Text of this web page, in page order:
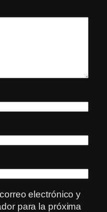
electrónico y
para la próxima